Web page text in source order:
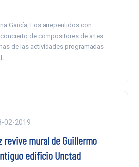
García, Los arrepentidos con
de compositores de artes
de las actividades programadas
02-2019
revive mural de Guillermo
edificio Unctad